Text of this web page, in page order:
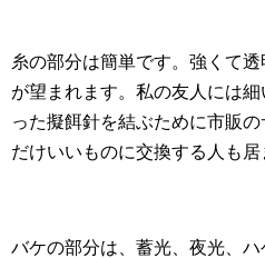
糸の部分は簡単です。強くて
が望まれます。私の友人には
った擬餌針を結ぶために市販
だけいいものに交換する人も居
バケの部分は、蓄光、夜光、